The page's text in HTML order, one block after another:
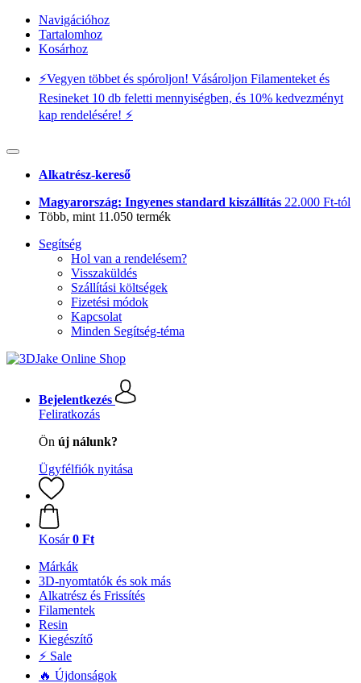
Navigációhoz
Tartalomhoz
Kosárhoz
⚡️Vegyen többet és spóroljon! Vásároljon Filamenteket és
Resineket 10 db feletti mennyiségben, és 10% kedvezményt
kap rendelésére! ⚡️
Alkatrész-kereső
Magyarország: Ingyenes standard kiszállítás 22.000 Ft-tól
Több, mint 11.050 termék
Segítség
Hol van a rendelésem?
Visszaküldés
Szállítási költségek
Fizetési módok
Kapcsolat
Minden Segítség-téma
Bejelentkezés
Feliratkozás
Ön új nálunk?
Ügyfélfiók nyitása
Kosár 0 Ft
Márkák
3D-nyomtatók és sok más
Alkatrész és Frissítés
Filamentek
Resin
Kiegészítő
⚡ Sale
🔥 Újdonságok